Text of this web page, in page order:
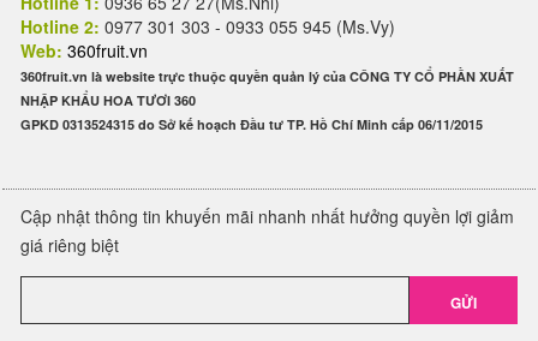
Hotline 2: 0977 301 303 - 0933 055 945 (Ms.Vy)
Web: 360fruit.vn
360fruit.vn là website trực thuộc quyền quản lý của CÔNG TY CỔ PHẦN XUẤT
NHẬP KHẨU HOA TƯƠI 360
GPKD 0313524315 do Sở kế hoạch Đầu tư TP. Hồ Chí Minh cấp 06/11/2015
Cập nhật thông tin khuyến mãi nhanh nhất hưởng quyền lợi giảm
giá riêng biệt
GỬI